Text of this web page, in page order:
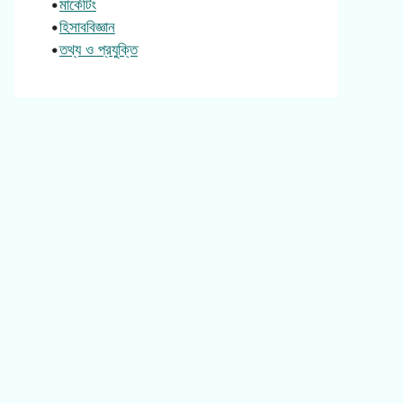
•মার্কেটিং
•হিসাববিজ্ঞান
•তথ্য ও প্রযুক্তি